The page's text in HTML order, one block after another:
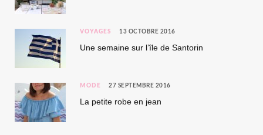
VOYAGES 13 OCTOBRE 2016
Une semaine sur l’île de Santorin
MODE 27 SEPTEMBRE 2016
La petite robe en jean